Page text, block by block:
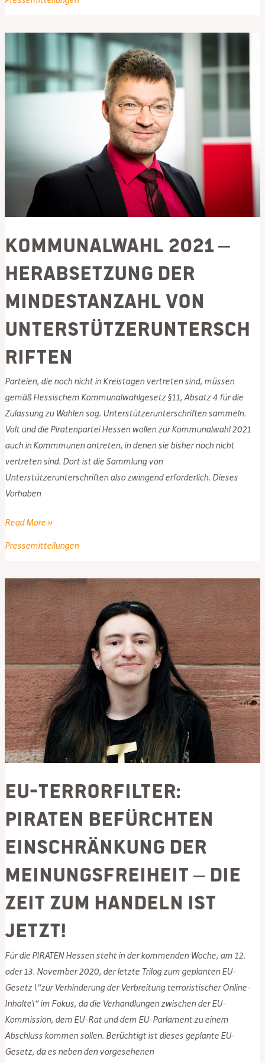
Kommunalwahl 2021 –
Herabsetzung der
Mindestanzahl von
Unterstützeruntersch
riften
Parteien, die noch nicht in Kreistagen vertreten sind, müssen
gemäß Hessischem Kommunalwahlgesetz §11, Absatz 4 für die
Zulassung zu Wahlen sog. Unterstützerunterschriften sammeln.
Volt und die Piratenpartei Hessen wollen zur Kommunalwahl 2021
auch in Kommmunen antreten, in denen sie bisher noch nicht
vertreten sind. Dort ist die Sammlung von
Unterstützerunterschriften also zwingend erforderlich. Dieses
Vorhaben
Kommunalwahl
der
Mindestanzahl
von
Unterstützerunterschriften
Read More »
Pressemitteilungen
EU-Terrorfilter:
PIRATEN befürchten
Einschränkung der
Meinungsfreiheit – Die
Zeit zum Handeln ist
jetzt!
Für die PIRATEN Hessen steht in der kommenden Woche, am 12.
oder 13. November 2020, der letzte Trilog zum geplanten EU-
Gesetz \“zur Verhinderung der Verbreitung terroristischer Online-
Inhalte\“ im Fokus, da die Verhandlungen zwischen der EU-
Kommission, dem EU-Rat und dem EU-Parlament zu einem
Abschluss kommen sollen. Berüchtigt ist dieses geplante EU-
Gesetz, da es neben den vorgesehenen